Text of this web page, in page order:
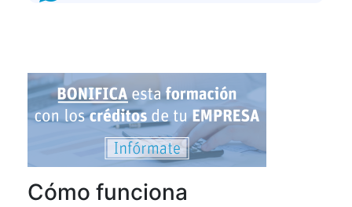
Cómo funciona